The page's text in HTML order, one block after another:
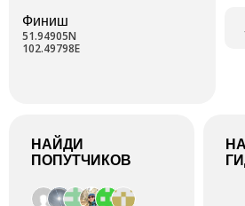
Финиш
51.94905N
102.49798E
НАЙДИ
ПОПУТЧИКОВ